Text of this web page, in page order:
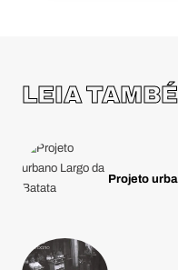
LEIA
Projeto